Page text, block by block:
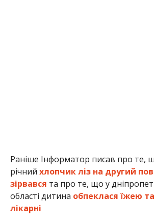
Раніше Інформатор писав про те,
річний хлопчик ліз на другий
зірвався та про те, що у
області дитина обпеклася їжею
лікарні